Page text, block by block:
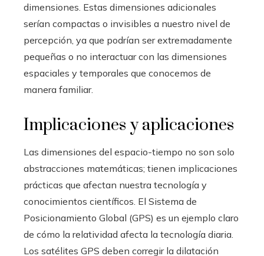
dimensiones. Estas dimensiones adicionales
serían compactas o invisibles a nuestro nivel de
percepción, ya que podrían ser extremadamente
pequeñas o no interactuar con las dimensiones
espaciales y temporales que conocemos de
manera familiar.
Implicaciones y aplicaciones
Las dimensiones del espacio-tiempo no son solo
abstracciones matemáticas; tienen implicaciones
prácticas que afectan nuestra tecnología y
conocimientos científicos. El Sistema de
Posicionamiento Global (GPS) es un ejemplo claro
de cómo la relatividad afecta la tecnología diaria.
Los satélites GPS deben corregir la dilatación